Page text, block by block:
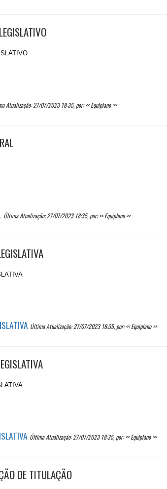
Atualização: 27/07/2023 18:35, por: << Equiplano >>
Última Atualização: 27/07/2023 18:35, por: << Equiplano >>
Última Atualização: 27/07/2023 18:35, por: << Equiplano >>
Última Atualização: 27/07/2023 18:35, por: << Equiplano >>
DE TITULAÇÃO